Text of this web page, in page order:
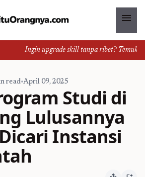
menu
Ingin upgrade skill tanpa ribet? Temukan
read•April 09, 2025
Studi di
Lulusannya
Instansi